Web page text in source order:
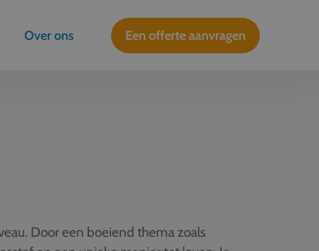
Over ons Een offerte aanvragen
Door een boeiend thema zoals